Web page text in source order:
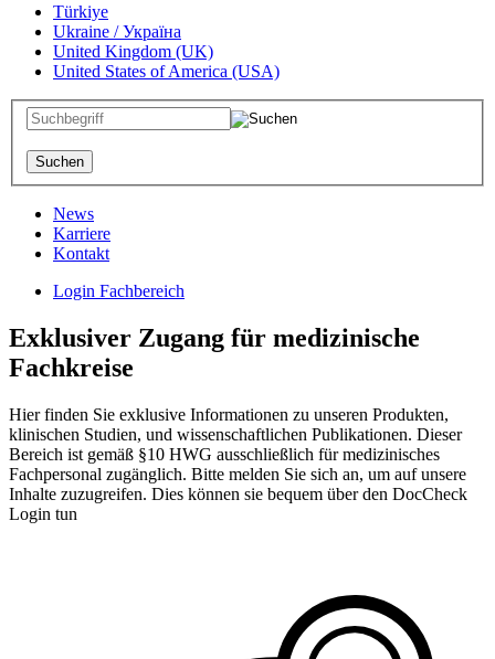
Türkiye
Ukraine / Україна
United Kingdom (UK)
United States of America (USA)
News
Karriere
Kontakt
Login Fachbereich
Exklusiver Zugang für medizinische
Fachkreise
Hier finden Sie exklusive Informationen zu unseren Produkten,
klinischen Studien, und wissenschaftlichen Publikationen. Dieser
Bereich ist gemäß §10 HWG ausschließlich für medizinisches
Fachpersonal zugänglich. Bitte melden Sie sich an, um auf unsere
Inhalte zuzugreifen. Dies können sie bequem über den DocCheck
Login tun